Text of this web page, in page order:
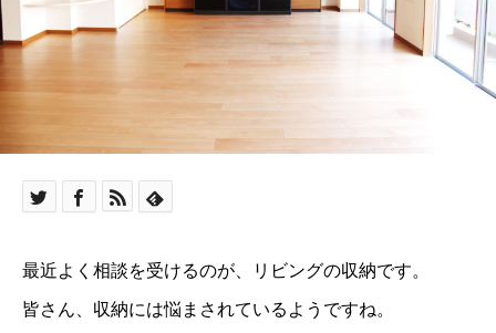
最近よく相談を受けるのが、リビングの収納です。
皆さん、収納には悩まされているようですね。